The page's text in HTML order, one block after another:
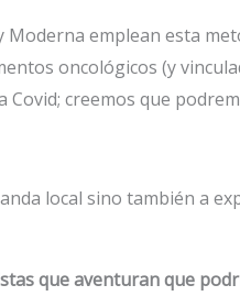
emplean esta
oncológicos (y
creemos que
local sino también a
que aventuran que